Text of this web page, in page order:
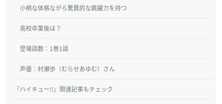
小柄な体格ながら驚異的な跳躍力を持つ
高校卒業後は？
登場話数：1巻1話
声優：村瀬歩（むらせあゆむ）さん
『ハイキュー!!』関連記事もチェック